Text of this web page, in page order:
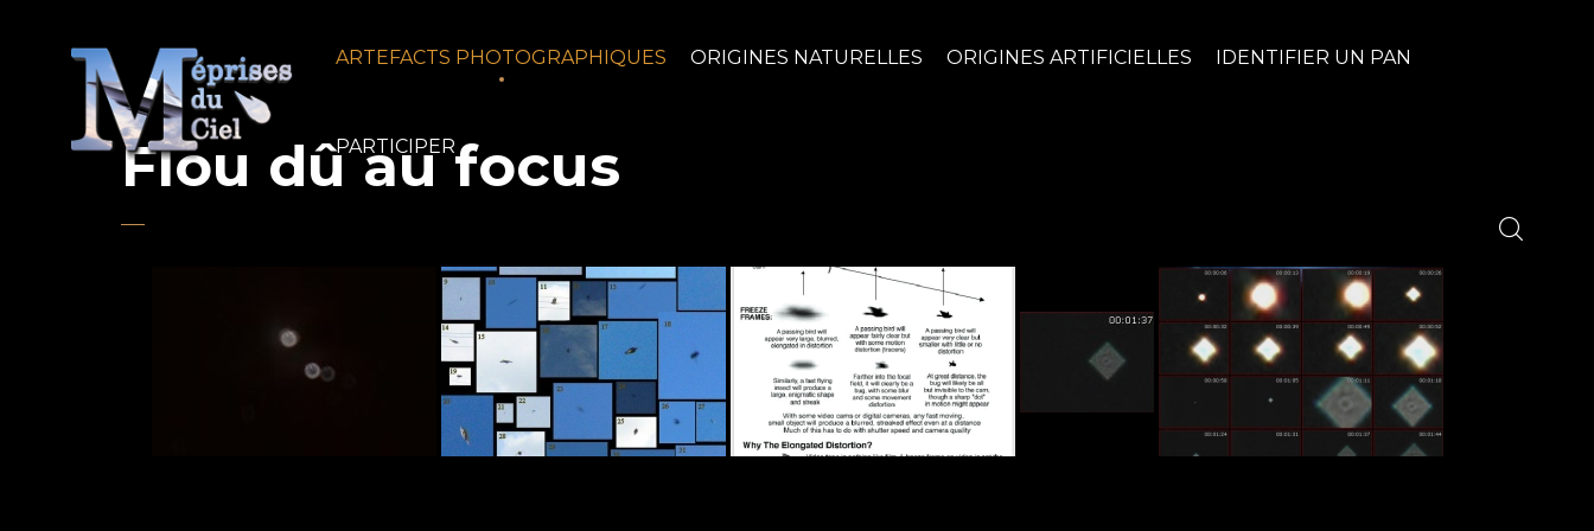
ARTEFACTS PHOTOGRAPHIQUES ORIGINES NATURELLES ORIGINES ARTIFICIELLES IDENTIFIER UN PAN
PARTICIPER
Flou dû au focus